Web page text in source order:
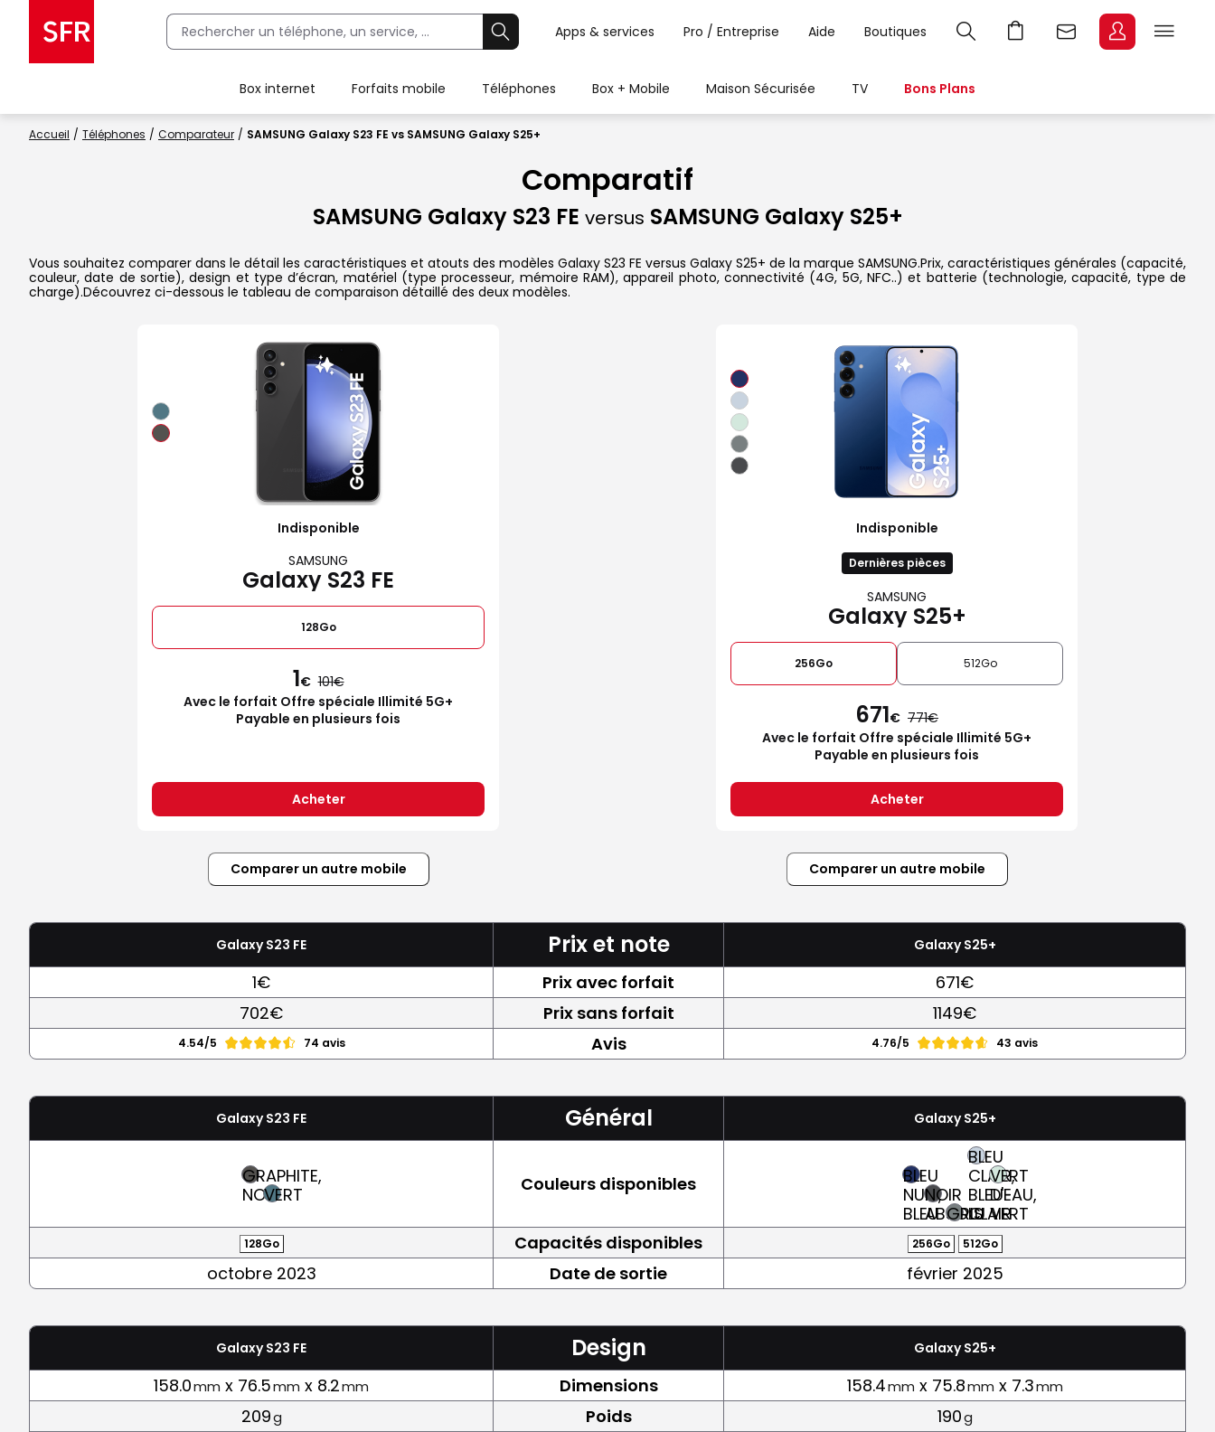
Apps & services Pro / Entreprise Aide Boutiques
Box internet Forfaits mobile Téléphones Box + Mobile Maison Sécurisée TV Bons Plans
Accueil Téléphones Comparateur SAMSUNG Galaxy S23 FE vs SAMSUNG Galaxy S25+
Comparatif
SAMSUNG Galaxy S23 FE versus SAMSUNG Galaxy S25+
Vous souhaitez comparer dans le détail les caractéristiques et atouts des modèles Galaxy S23 FE versus Galaxy S25+ de la marque SAMSUNG.Prix, caractéristiques générales (capacité,
couleur, date de sortie), design et type d’écran, matériel (type processeur, mémoire RAM), appareil photo, connectivité (4G, 5G, NFC..) et batterie (technologie, capacité, type de
charge).Découvrez ci-dessous le tableau de comparaison détaillé des deux modèles.
Indisponible
SAMSUNG
Galaxy S23 FE
128Go
1€ 101
Avec le forfait Offre spéciale Illimité 5G+
Payable en plusieurs fois
Acheter
Indisponible
Dernières pièces
SAMSUNG
Galaxy S25+
256Go 512Go
671€ 771
Avec le forfait Offre spéciale Illimité 5G+
Payable en plusieurs fois
Acheter
Comparer un autre mobile Comparer un autre mobile
Galaxy S23 FE Prix et note Galaxy S25+
1€ Prix avec forfait
671€
702€
Prix sans forfait 1149€
4.54/5 74 avis Avis 4.76/5 43 avis
Galaxy S23 FE Général Galaxy S25+
GRAPHITE,
NOIRVERT Couleurs disponibles
BLEU
NUIT,
BLEU
NOIR
ABSOLU
GRIS
BLEU
CLAIR,
BLEU-
CLAIR
VERT
D'EAU,
VERT
128Go Capacités disponibles 256Go 512Go
octobre 2023 Date de sortie février 2025
Galaxy S23 FE Design Galaxy S25+
158.0mm x 76.5mm x 8.2mm Dimensions 158.4mm x 75.8mm x 7.3mm
209g Poids 190g